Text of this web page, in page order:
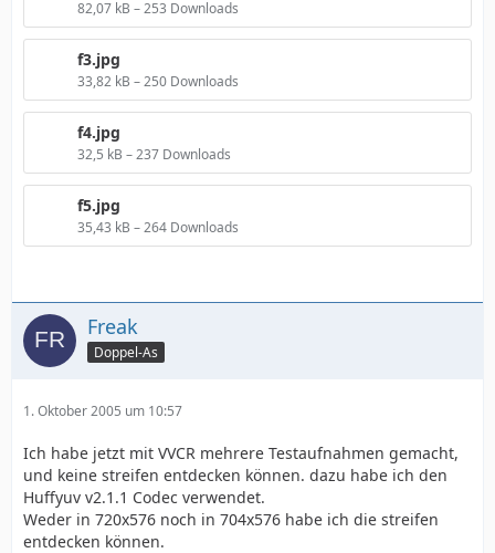
82,07 kB – 253 Downloads
f3.jpg
33,82 kB – 250 Downloads
f4.jpg
32,5 kB – 237 Downloads
f5.jpg
35,43 kB – 264 Downloads
Freak
Doppel-As
1. Oktober 2005 um 10:57
Ich habe jetzt mit VVCR mehrere Testaufnahmen gemacht,
und keine streifen entdecken können. dazu habe ich den
Huffyuv v2.1.1 Codec verwendet.
Weder in 720x576 noch in 704x576 habe ich die streifen
entdecken können.